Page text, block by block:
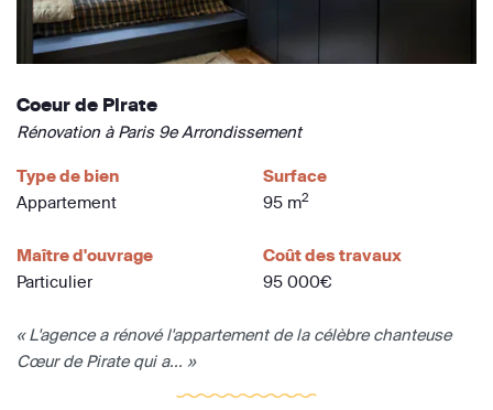
Coeur de Pirate
Rénovation à Paris 9e Arrondissement
Type de bien
Appartement
Surface
95 m2
Maître d'ouvrage
Particulier
Coût des travaux
95 000€
« L'agence a rénové l'appartement de la célèbre chanteuse
Cœur de Pirate qui a... »